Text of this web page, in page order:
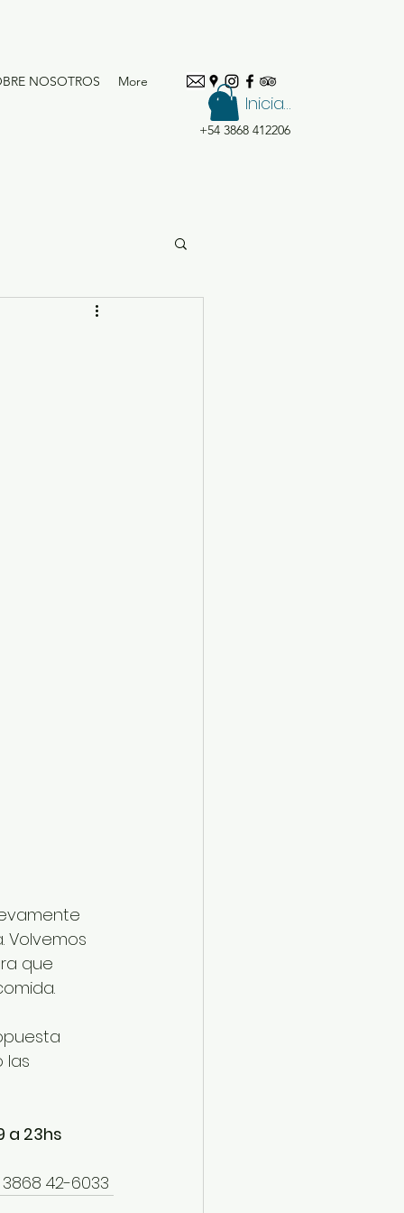
NOSOTROS More
+54 3868 412206
Iniciar sesión
Volvemos
que
las
a 23hs
42-6033